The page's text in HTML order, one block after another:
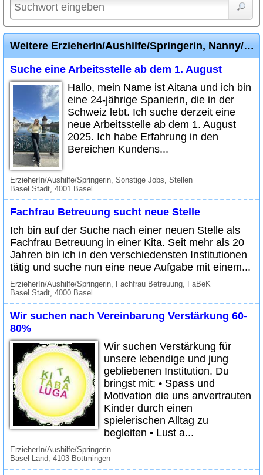
Weitere ErzieherIn/Aushilfe/Springerin, Nanny/Hausangestellte Inserate
Suche eine Arbeitsstelle ab dem 1. August
Hallo, mein Name ist Aitana und ich bin
eine 24-jährige Spanierin, die in der
Schweiz lebt. Ich suche derzeit eine
neue Arbeitsstelle ab dem 1. August
2025. Ich habe Erfahrung in den
Bereichen Kundens...
ErzieherIn/Aushilfe/Springerin, Sonstige Jobs, Stellen
Basel Stadt, 4001 Basel
Fachfrau Betreuung sucht neue Stelle
Ich bin auf der Suche nach einer neuen Stelle als
Fachfrau Betreuung in einer Kita. Seit mehr als 20
Jahren bin ich in den verschiedensten Institutionen
tätig und suche nun eine neue Aufgabe mit einem...
ErzieherIn/Aushilfe/Springerin, Fachfrau Betreuung, FaBeK
Basel Stadt, 4000 Basel
Wir suchen nach Vereinbarung Verstärkung 60-
80%
Wir suchen Verstärkung für
unsere lebendige und jung
gebliebenen Institution. Du
bringst mit: • Spass und
Motivation die uns anvertrauten
Kinder durch einen
spielerischen Alltag zu
begleiten • Lust a...
ErzieherIn/Aushilfe/Springerin
Basel Land, 4103 Bottmingen